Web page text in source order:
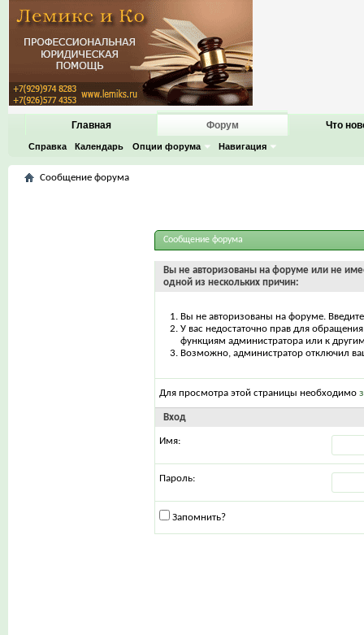
Главная Форум
Справка Календарь Опции форума Навигация
Что
Сообщение форума
Сообщение форума
Вы не авторизованы на форуме или не
одной из нескольких причин:
Вы не авторизованы на форуме.
У вас недостаточно прав для
функциям администратора или к
Возможно, администратор отключил
Для просмотра этой страницы необходимо
Вход
Имя:
Пароль:
Запомнить?